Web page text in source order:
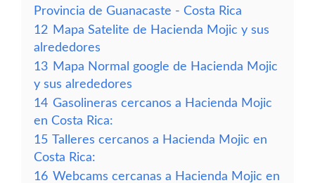
Provincia de Guanacaste - Costa Rica
12 Mapa Satelite de Hacienda Mojic y sus
alrededores
13 Mapa Normal google de Hacienda Mojic
y sus alrededores
14 Gasolineras cercanos a Hacienda Mojic
en Costa Rica:
15 Talleres cercanos a Hacienda Mojic en
Costa Rica:
16 Webcams cercanas a Hacienda Mojic en